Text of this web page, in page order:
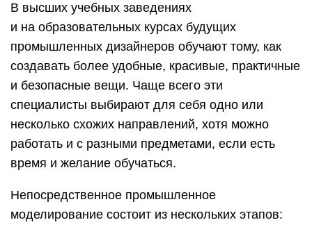
В высших учебных заведениях
и на образовательных курсах будущих
промышленных дизайнеров обучают тому, как
создавать более удобные, красивые, практичные
и безопасные вещи. Чаще всего эти
специалисты выбирают для себя одно или
несколько схожих направлений, хотя можно
работать и с разными предметами, если есть
время и желание обучаться.
Непосредственное промышленное
моделирование состоит из нескольких этапов: